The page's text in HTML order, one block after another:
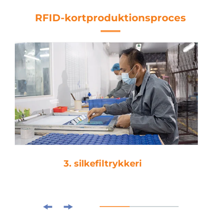
RFID-kortproduktionsproces
4. laminering